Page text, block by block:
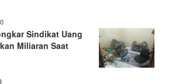
Sindikat Uang
Miliaran Saat